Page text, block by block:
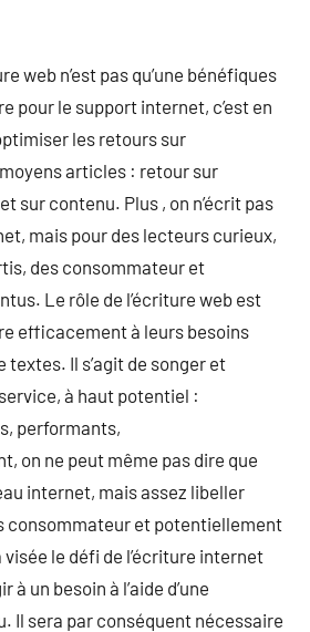
web n’est pas qu’une bénéfiques
pour le support internet, c’est en
les retours sur
articles : retour sur
sur contenu. Plus , on n’écrit pas
mais pour des lecteurs curieux,
des consommateur et
Le rôle de l’écriture web est
efficacement à leurs besoins
Il s’agit de songer et
à haut potentiel :
performants,
on ne peut même pas dire que
internet, mais assez libeller
consommateur et potentiellement
le défi de l’écriture internet
à un besoin à l’aide d’une
Il sera par conséquent nécessaire